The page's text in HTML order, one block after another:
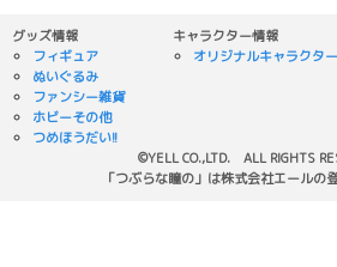
グッズ情報
フィギュア
ぬいぐるみ
ファンシー雑貨
ホビーその他
つめほうだい!!
キャラクター情報
オリジナルキャラクター
©YELL CO.,LTD. ALL RIGHTS
「つぶらな瞳の」は株式会社エールの